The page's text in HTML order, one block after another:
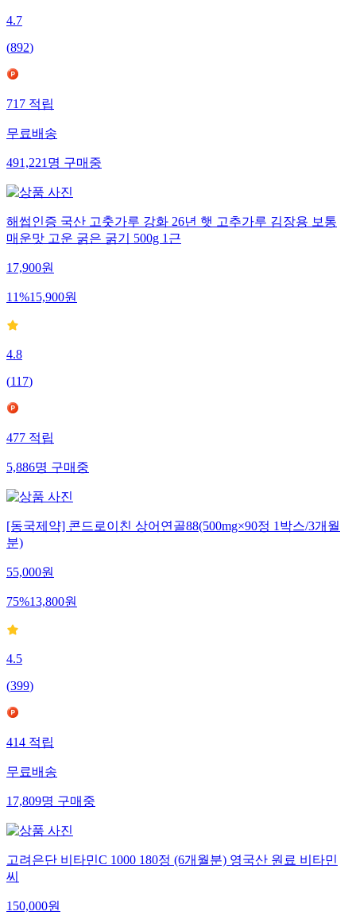
4.7
(892)
717적립
무료배송
491,221명구매중
해썹인증 국산 고춧가루 강화 26년 햇 고추가루 김장용 보통
매운맛 고운 굵은 굵기 500g 1근
17,900원
11%15,900원
4.8
(117)
477적립
5,886명구매중
[동국제약] 콘드로이친 상어연골88(500mg×90정 1박스/3개월
분)
55,000원
75%13,800원
4.5
(399)
414적립
무료배송
17,809명구매중
고려은단 비타민C 1000 180정 (6개월분) 영국산 원료 비타민
씨
150,000원